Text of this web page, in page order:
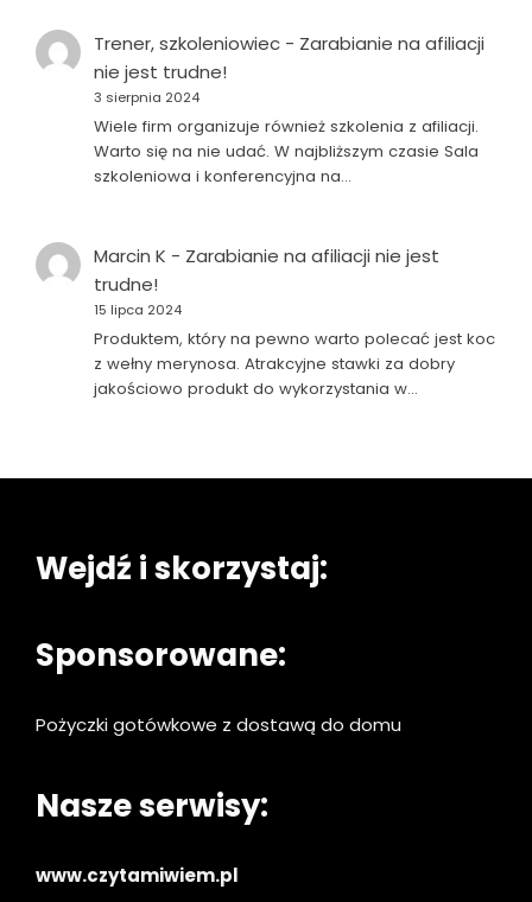
Trener, szkoleniowiec- Zarabianie na afiliacji
nie jest trudne!
3 sierpnia 2024
Wiele firm organizuje również szkolenia z afiliacji.
Warto się na nie udać. W najbliższym czasie Sala
szkoleniowa i konferencyjna na…
Marcin K - Zarabianie na afiliacji nie jest
trudne!
15 lipca 2024
Produktem, który na pewno warto polecać jest koc
z wełny merynosa. Atrakcyjne stawki za dobry
jakościowo produkt do wykorzystania w…
Wejdź i skorzystaj:
Sponsorowane:
Pożyczki gotówkowe z dostawą do domu
Nasze serwisy:
www.czytamiwiem.pl